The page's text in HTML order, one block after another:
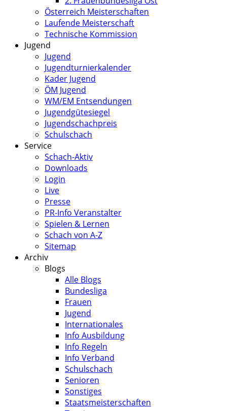
Österreich Meisterschaften
Laufende Meisterschaft
Technische Kommission
Jugend
Jugend
Jugendturnierkalender
Kader Jugend
ÖM Jugend
WM/EM Entsendungen
Jugendgütesiegel
Jugendschachpreis
Schulschach
Service
Schach-Aktiv
Downloads
Login
Live
Presse
PR-Info Veranstalter
Spielen & Lernen
Schach von A-Z
Sitemap
Archiv
Blogs
Alle Blogs
Bundesliga
Frauen
Jugend
Internationales
Info Ausbildung
Info Regeln
Info Verband
Schulschach
Senioren
Sonstiges
Staatsmeisterschaften